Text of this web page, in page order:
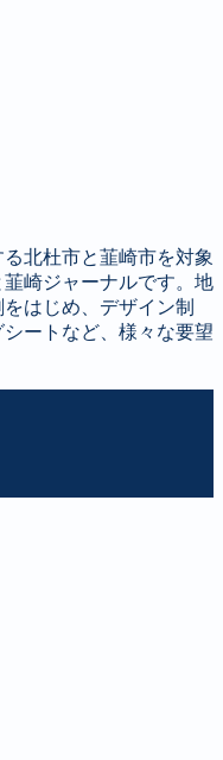
北杜市と韮崎市を対象
崎ジャーナルです。地
はじめ、デザイン制
ートなど、様々な要望